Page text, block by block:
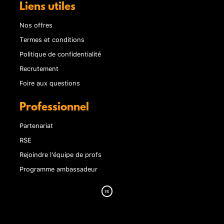
Liens utiles
Nos offres
Termes et conditions
Politique de confidentialité
Recrutement
Foire aux questions
Professionnel
Partenariat
RSE
Rejoindre l'équipe de profs
Programme ambassadeur